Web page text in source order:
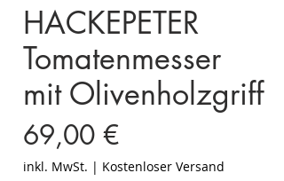
HACKEPETER
Tomatenmesser
mit Olivenholzgriff
69,00 €Preis
inkl. MwSt. | Kostenloser Versand